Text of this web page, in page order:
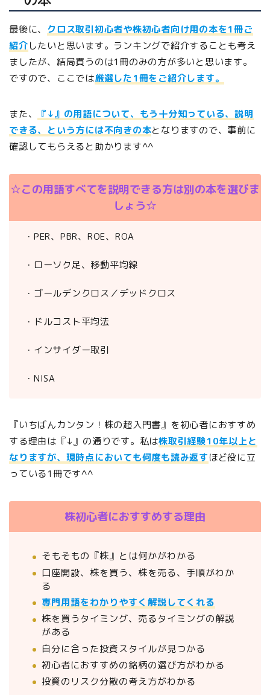
最後に、 クロス取引初心者や株初心者向け用の本を1冊ご
紹介したいと思います。ランキングで紹介することも考え
ましたが、結局買うのは1冊のみの方が多いと思います。
ですので、ここでは厳選した1冊をご紹介します。
また、
『↓』の用語について、もう十分知っている、説明
できる、という方には不向きの本となりますので、事前に
確認してもらえると助かります^^
☆この用語すべてを説明できる方は別の本を選びま
しょう☆
・PER、PBR、ROE、ROA
・ローソク足、移動平均線
・ゴールデンクロス／デッドクロス
・ドルコスト平均法
・インサイダー取引
・NISA
『いちばんカンタン！株の超入門書』を初心者におすすめ
する理由は『↓』の通りです。私は株取引経験10年以上と
なりますが、現時点においても何度も読み返すほど役に立
っている1冊です^^
株初心者におすすめする理由
そもそもの『株』とは何かがわかる
口座開設、株を買う、株を売る、手順がわか
る
専門用語をわかりやすく解説してくれる
株を買うタイミング、売るタイミングの解説
がある
自分に合った投資スタイルが見つかる
初心者におすすめの銘柄の選び方がわかる
投資のリスク分散の考え方がわかる